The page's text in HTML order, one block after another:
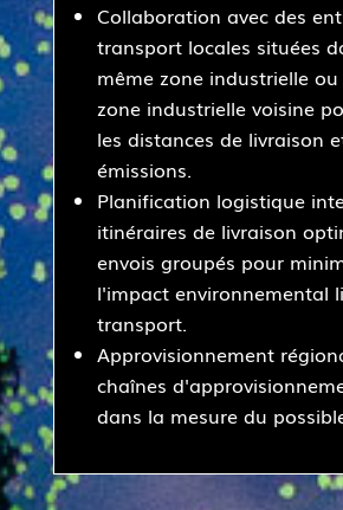
Collaboration avec des
transport locales situées
même zone industrielle
zone industrielle voisine
les distances de livraison
émissions.
Planification logistique
itinéraires de livraison
envois groupés pour
l'impact environnemental
transport.
Approvisionnement
chaînes
dans la mesure du